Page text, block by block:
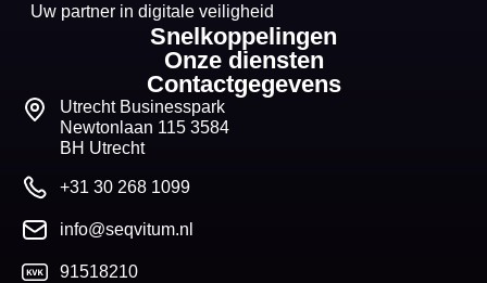
Uw partner in digitale veiligheid
Snelkoppelingen
Onze diensten
Contactgegevens
Utrecht Businesspark
Newtonlaan 115 3584
BH Utrecht
+31 30 268 1099
info@seqvitum.nl
91518210